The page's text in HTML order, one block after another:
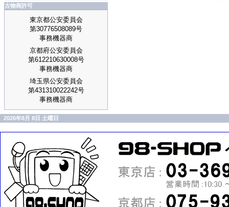
古物商許可
東京都公安委員会
第30776508089号
事務機器商
京都府公安委員会
第612210630008号
事務機器商
埼玉県公安委員会
第431310022242号
事務機器商
2026年8月 8日 土曜日